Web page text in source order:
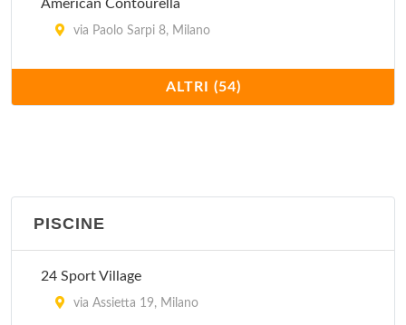
American Contourella
via Paolo Sarpi 8, Milano
American Contourella "piazza della Repubblica"
piazza della Repubblica 1/A, Milano
Arienta
Body Building Club
ALTRI (54)
PISCINE
24 Sport Village
via Assietta 19, Milano